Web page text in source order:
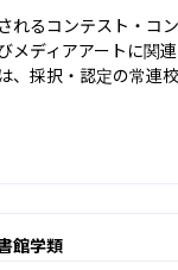
れるコンテスト・コ
メディアアートに関
、採択・認定の常連校
館学類